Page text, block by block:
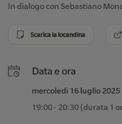
In dialogo con Sebastiano
Scarica la locandina
Data e ora
mercoledì 16 luglio 2025
19:00- 20:30 (durata 1